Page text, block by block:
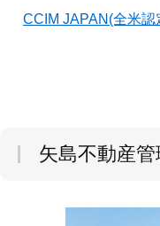
CCIM JAPAN(全米
矢島不動産